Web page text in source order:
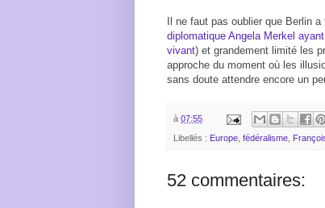
Il ne faut pas oublier que Berlin a
diplomatique Angela Merkel
vivant) et grandement limité les
approche du moment où les
sans doute attendre encore un
à 07:55
Libellés : Europe, fédéralisme,
52 commentaires: